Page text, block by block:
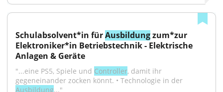
Schulabsolvent*in für Ausbildung zum*zur
Elektroniker*in Betriebstechnik - Elektrische
Anlagen & Geräte
"...eine PS5, Spiele und Controller, damit ihr
Ausbildung..."